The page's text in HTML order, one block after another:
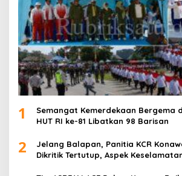
1
Semangat Kemerdekaan Bergema
HUT RI ke-81 Libatkan 98 Barisan
2
Jelang Balapan, Panitia KCR
Dikritik Tertutup, Aspek